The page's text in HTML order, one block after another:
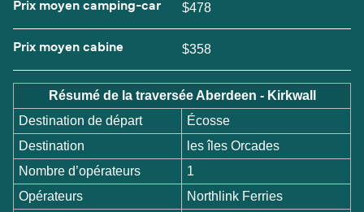
Prix moyen camping-car $478
Prix moyen cabine $358
Résumé de la traversée Aberdeen - Kirkwall
Destination de départ
Écosse
Destination
les îles Orcades
Nombre d’opérateurs
1
Opérateurs
Northlink Ferries